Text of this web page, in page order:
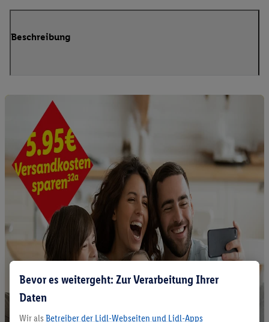
Beschreibung
Bevor es weitergeht: Zur Verarbeitung Ihrer
Daten
Wir als Betreiber der Lidl-Webseiten und Lidl-Apps